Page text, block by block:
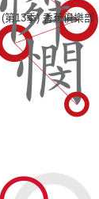
(第13季) 香蕉俱樂部,